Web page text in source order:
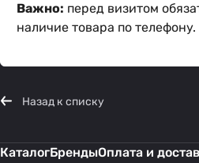
Важно: перед визитом
наличие товара по телефону.
Назад к списку
КаталогБрендыОплата и